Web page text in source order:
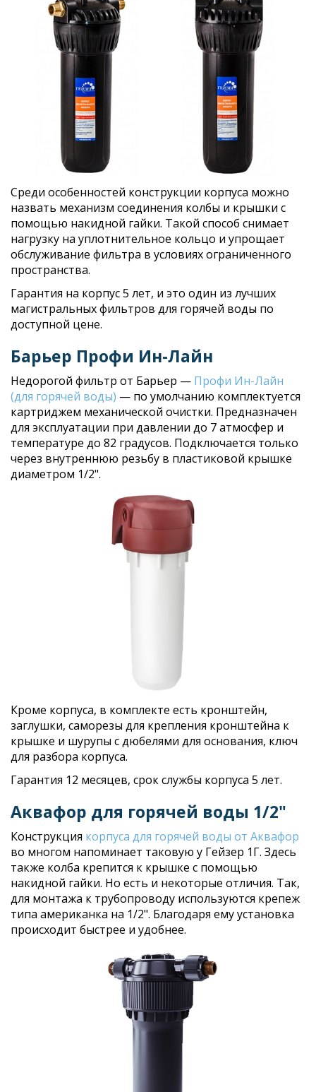
Среди особенностей конструкции корпуса можно
назвать механизм соединения колбы и крышки с
помощью накидной гайки. Такой способ снимает
нагрузку на уплотнительное кольцо и упрощает
обслуживание фильтра в условиях ограниченного
пространства.
Гарантия на корпус 5 лет, и это один из лучших
магистральных фильтров для горячей воды по
доступной цене.
Барьер Профи Ин-Лайн
Недорогой фильтр от Барьер — Профи Ин-Лайн
(для горячей воды) — по умолчанию комплектуется
картриджем механической очистки. Предназначен
для эксплуатации при давлении до 7 атмосфер и
температуре до 82 градусов. Подключается только
через внутреннюю резьбу в пластиковой крышке
диаметром 1/2".
Кроме корпуса, в комплекте есть кронштейн,
заглушки, саморезы для крепления кронштейна к
крышке и шурупы с дюбелями для основания, ключ
для разбора корпуса.
Гарантия 12 месяцев, срок службы корпуса 5 лет.
Аквафор для горячей воды 1/2"
Конструкция корпуса для горячей воды от Аквафор
во многом напоминает таковую у Гейзер 1Г. Здесь
также колба крепится к крышке с помощью
накидной гайки. Но есть и некоторые отличия. Так,
для монтажа к трубопроводу используются крепеж
типа американка на 1/2". Благодаря ему установка
происходит быстрее и удобнее.